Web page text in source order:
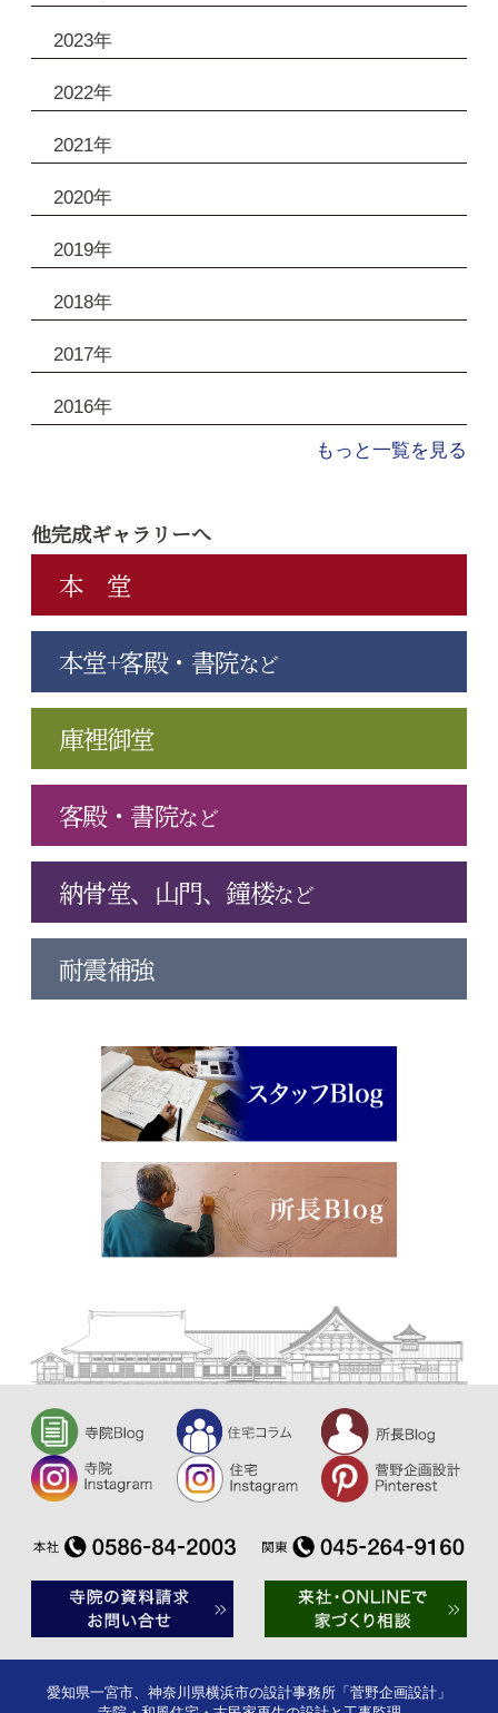
2023年
2022年
2021年
2020年
2019年
2018年
2017年
2016年
もっと一覧を見る
他完成ギャラリーへ
本 堂
本堂+客殿・書院など
庫裡御堂
客殿・書院など
納骨堂、山門、鐘楼など
耐震補強
愛知県一宮市、神奈川県横浜市の設計事務所「菅野企画設計」